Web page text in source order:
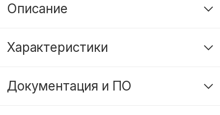
Описание
Характеристики
Документация и ПО